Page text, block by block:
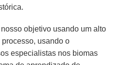
objetivo usando um alto
usando o
especialistas nos biomas